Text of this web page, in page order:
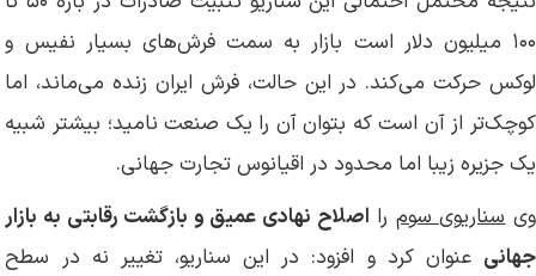
۱۰۰ میلیون دلار است بازار به سمت فرش‌های بسیار نفیس و
لوکس حرکت می‌کند. در این حالت، فرش ایران زنده می‌ماند، اما
کوچک‌تر از آن است که بتوان آن را یک صنعت نامید؛ بیشتر شبیه
یک جزیره زیبا اما محدود در اقیانوس تجارت جهانی.
ویسناریوی سوم را اصلاح نهادی عمیق و بازگشت رقابتی به بازار
جهانی عنوان کرد و افزود: در این سناریو، تغییر نه در سطح